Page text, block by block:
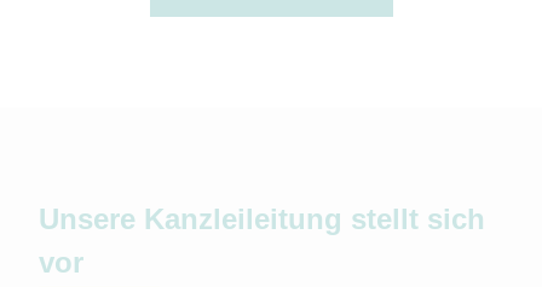
Unsere Kanzleileitung stellt sich
vor